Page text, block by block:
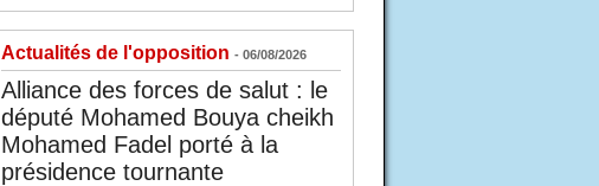
Actualités de l'opposition - 06/08/2026
Alliance des forces de salut : le
député Mohamed Bouya cheikh
Mohamed Fadel porté à la
présidence tournante